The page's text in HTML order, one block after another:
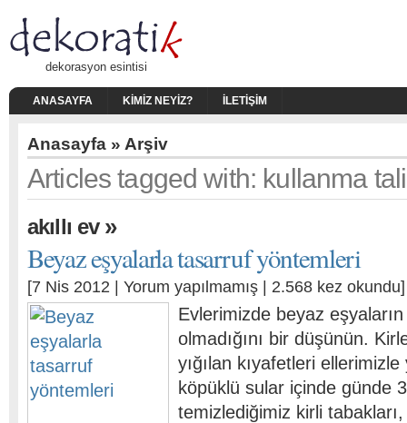
dekorasyon esintisi
ANASAYFA KIMIZ NEYIZ? İLETIŞIM
Anasayfa » Arşiv
Articles tagged with: kullanma
akıllı ev»
Beyaz eşyalarla tasarruf yöntemleri
[7 Nis 2012 | Yorum yapılmamış | 2.568 kez okundu]
Evlerimizde beyaz
olmadığını bir düşünün.
yığılan kıyafetleri ellerimizle
köpüklü sular içinde günde
temizlediğimiz kirli